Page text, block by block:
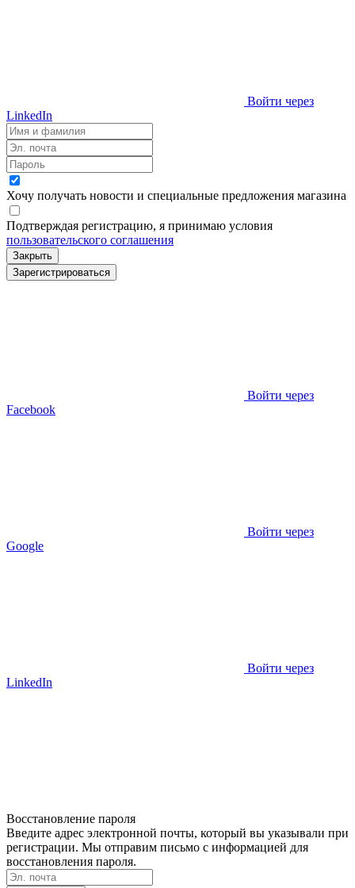
Войти через
LinkedIn
Хочу получать новости и специальные предложения магазина
Подтверждая регистрацию, я принимаю условия
пользовательского соглашения
Закрыть
Зарегистрироваться
Войти через
Facebook
Войти через
Google
Войти через
LinkedIn
Восстановление пароля
Введите адрес электронной почты, который вы указывали при
регистрации. Мы отправим письмо с информацией для
восстановления пароля.